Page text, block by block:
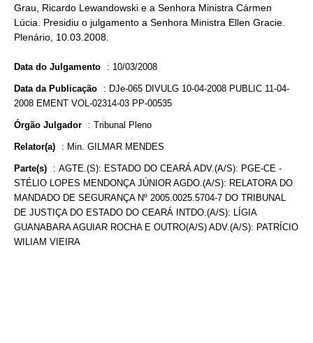
Grau, Ricardo Lewandowski e a Senhora Ministra Cármen
Lúcia. Presidiu o julgamento a Senhora Ministra Ellen Gracie.
Plenário, 10.03.2008.
Data do Julgamento : 10/03/2008
Data da Publicação : DJe-065 DIVULG 10-04-2008 PUBLIC 11-04-
2008 EMENT VOL-02314-03 PP-00535
Órgão Julgador : Tribunal Pleno
Relator(a) : Min. GILMAR MENDES
Parte(s) : AGTE.(S): ESTADO DO CEARÁ ADV.(A/S): PGE-CE -
STÉLIO LOPES MENDONÇA JÚNIOR AGDO.(A/S): RELATORA DO
MANDADO DE SEGURANÇA Nº 2005.0025.5704-7 DO TRIBUNAL
DE JUSTIÇA DO ESTADO DO CEARÁ INTDO.(A/S): LÍGIA
GUANABARA AGUIAR ROCHA E OUTRO(A/S) ADV.(A/S): PATRÍCIO
WILIAM VIEIRA